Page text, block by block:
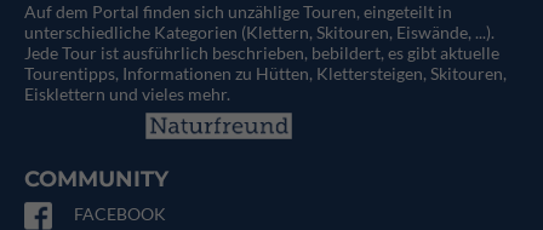
Auf dem Portal finden sich unzählige Touren, eingeteilt in
unterschiedliche Kategorien (Klettern, Skitouren, Eiswände, ...).
Jede Tour ist ausführlich beschrieben, bebildert, es gibt aktuelle
Tourentipps, Informationen zu Hütten, Klettersteigen, Skitouren,
Eisklettern und vieles mehr.
COMMUNITY
FACEBOOK